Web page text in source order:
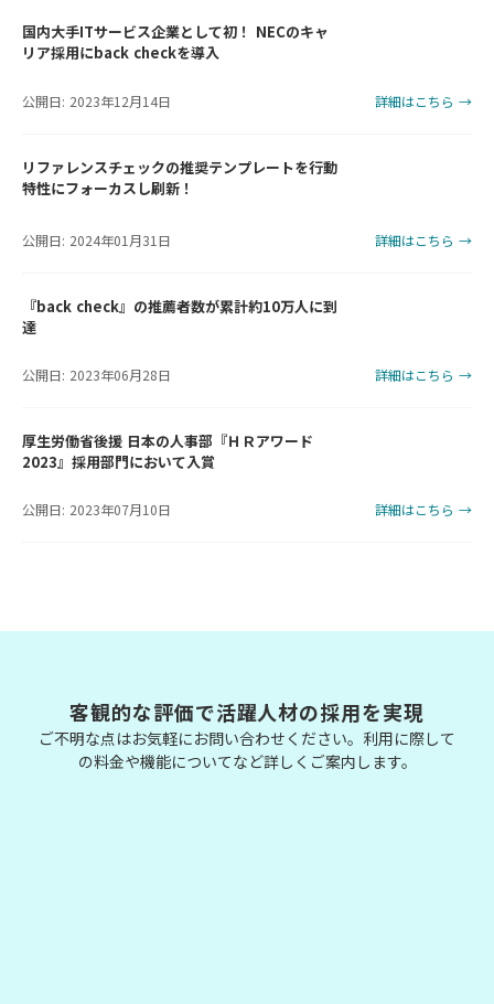
国内大手ITサービス企業として初！ NECのキャ
リア採用にback checkを導入
公開日: 2023年12月14日 詳細はこちら →
リファレンスチェックの推奨テンプレートを行動
特性にフォーカスし刷新！
公開日: 2024年01月31日 詳細はこちら →
『back check』の推薦者数が累計約10万人に到
達
公開日: 2023年06月28日 詳細はこちら →
厚生労働省後援 日本の人事部『ＨＲアワード
2023』採用部門において入賞
公開日: 2023年07月10日 詳細はこちら →
客観的な評価で活躍人材の採用を実現
ご不明な点はお気軽にお問い合わせください。利用に際して
の料金や機能についてなど詳しくご案内します。